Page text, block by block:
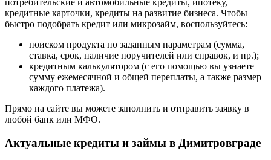
потребительские и автомобильные кредиты, ипотеку,
кредитные карточки, кредиты на развитие бизнеса. Чтобы
быстро подобрать кредит или микрозайм, воспользуйтесь:
поиском продукта по заданным параметрам (сумма,
ставка, срок, наличие поручителей или справок, и пр.);
кредитным калькулятором (с его помощью вы узнаете
сумму ежемесячной и общей переплаты, а также размер
каждого платежа).
Прямо на сайте вы можете заполнить и отправить заявку в
любой банк или МФО.
Актуальные кредиты и займы в Димитровграде